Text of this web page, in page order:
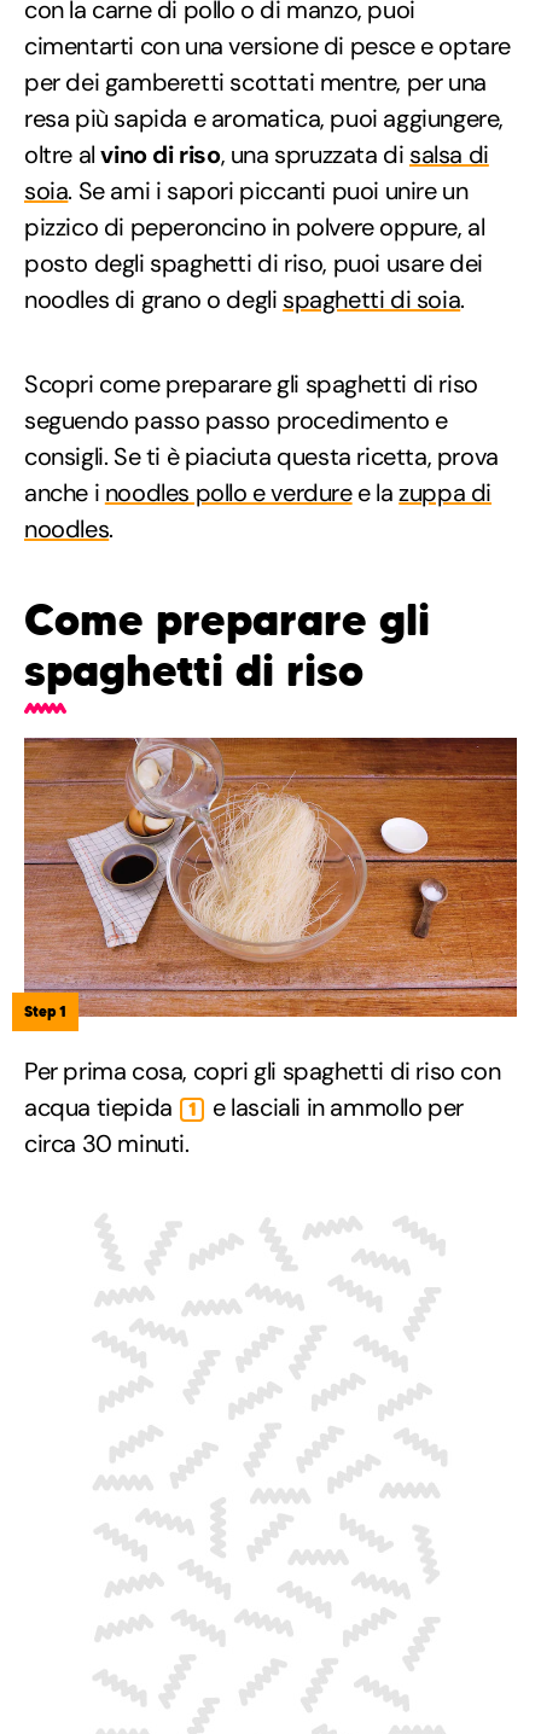
con la carne di pollo o di manzo, puoi
cimentarti con una versione di pesce e optare
per dei gamberetti scottati mentre, per una
resa più sapida e aromatica, puoi aggiungere,
oltre alvino di riso, una spruzzata di salsa di
soia. Se ami i sapori piccanti puoi unire un
pizzico di peperoncino in polvere oppure, al
posto degli spaghetti di riso, puoi usare dei
noodles di grano o degli spaghetti di soia.
Scopri come preparare gli spaghetti di riso
seguendo passo passo procedimento e
consigli. Se ti è piaciuta questa ricetta, prova
anche i noodles pollo e verduree lazuppa di
noodles.
Come preparare gli
spaghetti di riso
Step 1
Per prima cosa, copri gli spaghetti di riso con
acqua tiepida
1
e lasciali in ammollo per
circa 30 minuti.